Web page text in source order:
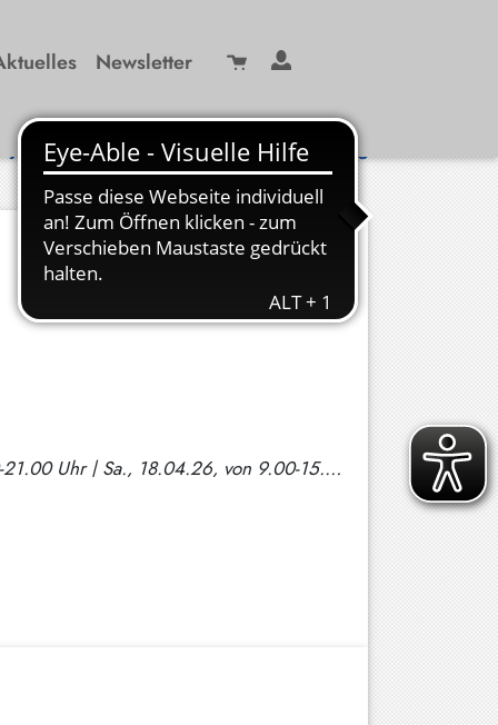
Newsletter
29-0 info(at)kbw-miesbach.de
11x | Do., 09.04.26, von 18.30-19.30 Uhr | Sa., 11.04.26, von 9.00-15.30 Uhr | Mo., 13.04.26, von 18.00-21.00 Uhr | Sa., 18.04.26, von 9.00-15.30 Uhr | Mo., 20.04.26, von 18.15-21.00 Uhr | Mo., 27.04.26, von 18.15-21.00 Uhr | Mi., 06.05.26, von 18.15-21.00 Uhr | Mo., 11.05.26, von 18.15-21.00 Uhr | Sa., 16.05.26, von 9.00-15.30 Uhr | Sa., 23.05.26, von 9.00-15.30 Uhr | Di., 09.06.26, von 18.30-20.30 Uhr